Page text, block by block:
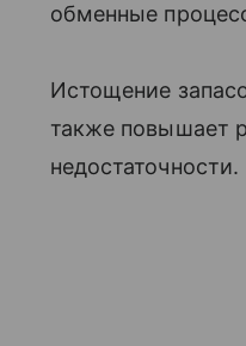
обменные
Истощение
также повышает
недостаточности.